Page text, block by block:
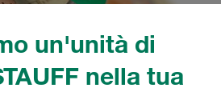
un'unità di
nella tua